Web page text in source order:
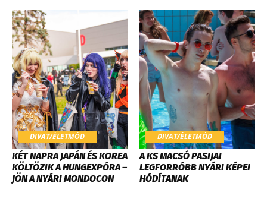
DIVAT/ÉLETMÓD
KÉT NAPRA JAPÁN ÉS KOREA
KÖLTÖZIK A HUNGEXPÓRA –
JÖN A NYÁRI MONDOCON
DIVAT/ÉLETMÓD
A KS MACSÓ PASIJAI
LEGFORRÓBB NYÁRI KÉPEI
HÓDÍTANAK